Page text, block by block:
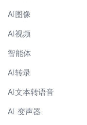
AI图像
AI视频
智能体
AI转录
AI文本转语音
AI 变声器